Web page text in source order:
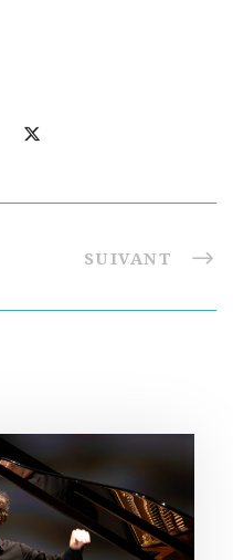
SUIVANT